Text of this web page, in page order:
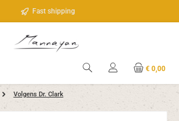
Fast shipping
€ 0,00
Volgens Dr. Clark